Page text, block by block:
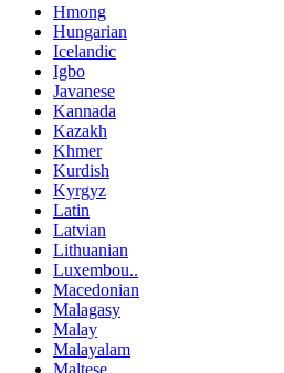
Hmong
Hungarian
Icelandic
Igbo
Javanese
Kannada
Kazakh
Khmer
Kurdish
Kyrgyz
Latin
Latvian
Lithuanian
Luxembou..
Macedonian
Malagasy
Malay
Malayalam
Maltese